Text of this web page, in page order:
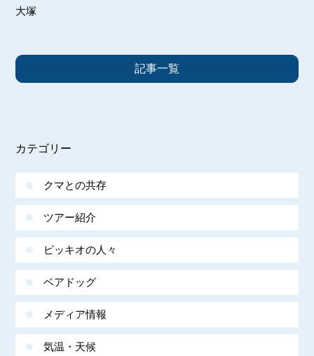
大塚
記事一覧
カテゴリー
クマとの共存
ツアー紹介
ピッキオの人々
ベアドッグ
メディア情報
気温・天候